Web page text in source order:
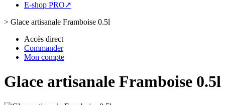
E-shop PRO↗
> Glace artisanale Framboise 0.5l
Accès direct
Commander
Mon compte
Glace artisanale Framboise 0.5l